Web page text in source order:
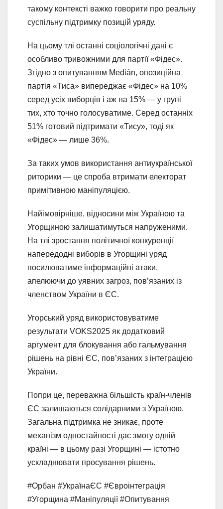
такому контексті важко говорити про реальну
суспільну підтримку позицій уряду.
На цьому тлі останні соціологічні дані є
особливо тривожними для партії «Фідес».
Згідно з опитуванням Medián, опозиційна
партія «Тиса» випереджає «Фідес» на 10%
серед усіх виборців і аж на 15% — у групі
тих, хто точно голосуватиме. Серед останніх
51% готовий підтримати «Тису», тоді як
«Фідес» — лише 36%.
За таких умов використання антиукраїнської
риторики — це спроба втримати електорат
примітивною маніпуляцією.
Найімовірніше, відносини між Україною та
Угорщиною залишатимуться напруженими.
На тлі зростання політичної конкуренції
напередодні виборів в Угорщині уряд
посилюватиме інформаційні атаки,
апелюючи до уявних загроз, пов’язаних із
членством України в ЄС.
Угорський уряд використовуватиме
результати VOKS2025 як додатковий
аргумент для блокування або гальмування
рішень на рівні ЄС, пов’язаних з інтеграцією
України.
Попри це, переважна більшість країн-членів
ЄС залишаються солідарними з Україною.
Загальна підтримка не зникає, проте
механізм одностайності дає змогу одній
країні — в цьому разі Угорщині — істотно
ускладнювати просування рішень.
#Орбан #УкраїнаЄС #Євроінтеграція
#Угорщина #Маніпуляції #Опитування